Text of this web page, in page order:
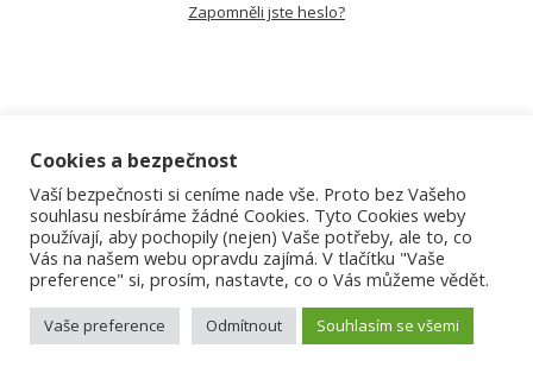
Zapomněli jste heslo?
Cookies a bezpečnost
Vaší bezpečnosti si ceníme nade vše. Proto bez Vašeho
souhlasu nesbíráme žádné Cookies. Tyto Cookies weby
používají, aby pochopily (nejen) Vaše potřeby, ale to, co
Vás na našem webu opravdu zajímá. V tlačítku "Vaše
preference" si, prosím, nastavte, co o Vás můžeme vědět.
Vaše preference Odmítnout Souhlasím se všemi